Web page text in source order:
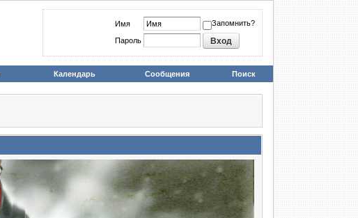
Имя Запомнить?
Пароль
Календарь Сообщения Поиск